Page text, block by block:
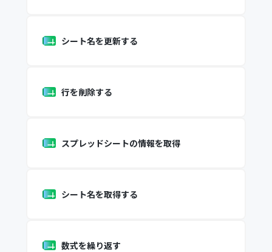
シート名を更新する
行を削除する
スプレッドシートの情報を取得
シート名を取得する
数式を繰り返す